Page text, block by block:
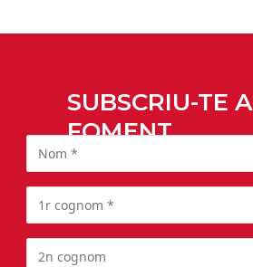
SUBSCRIU-TE A
FOMENT